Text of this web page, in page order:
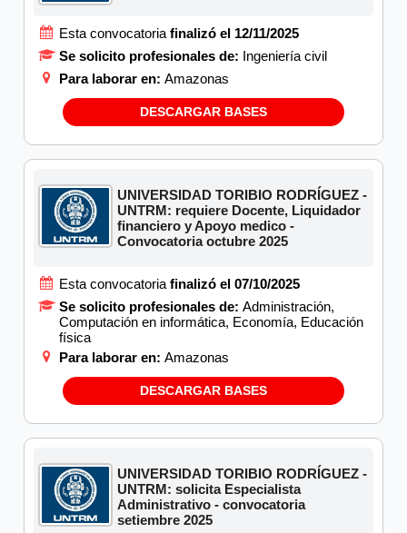
Esta convocatoria finalizó el 12/11/2025
Se solicito profesionales de: Ingeniería civil
Para laborar en: Amazonas
DESCARGAR BASES
UNIVERSIDAD TORIBIO RODRÍGUEZ -
UNTRM: requiere Docente, Liquidador
financiero y Apoyo medico -
Convocatoria octubre 2025
Esta convocatoria finalizó el 07/10/2025
Se solicito profesionales de: Administración,
Computación en informática, Economía, Educación
física
Para laborar en: Amazonas
DESCARGAR BASES
UNIVERSIDAD TORIBIO RODRÍGUEZ -
UNTRM: solicita Especialista
Administrativo - convocatoria
setiembre 2025